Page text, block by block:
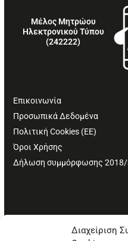
Διαχείριση
Μέλος Μητρώου
Ηλεκτρονικού Τύπου
(242222)
Επικοινωνία
Προσωπικά Δεδομένα
Πολιτική Cookies (ΕΕ)
Όροι Χρήσης
Δήλωση συμμόρφωσης